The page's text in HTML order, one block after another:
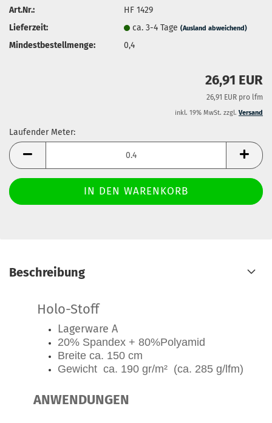
Art.Nr.:
HF 1429
Lieferzeit:
ca. 3-4 Tage(Ausland abweichend)
Mindestbestellmenge: 0,4
26,91 EUR
26,91 EUR pro lfm
inkl. 19% MwSt. zzgl. Versand
Laufender Meter:
Laufender
Meter
Beschreibung
Holo-Stoff
Lagerware A
20% Spandex + 80%Polyamid
Breite ca. 150 cm
Gewicht ca. 190 gr/m² (ca. 285 g/lfm)
ANWENDUNGEN